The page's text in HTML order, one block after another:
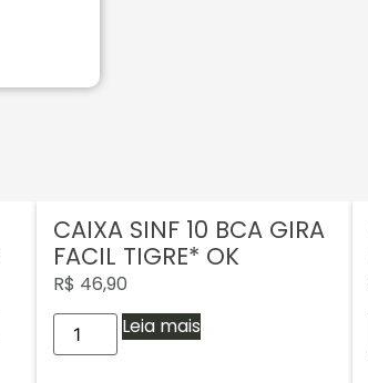
CAIXA SINF 10 BCA GIRA
FACIL TIGRE* OK
R$ 46,90
Leia mais